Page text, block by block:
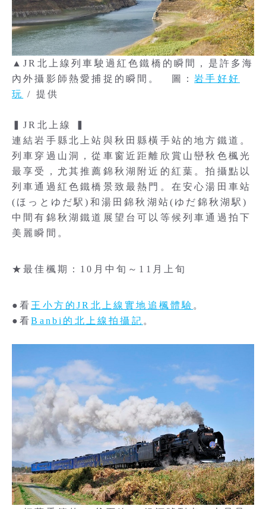
▲JR北上線列車駛過紅色鐵橋的瞬間，是許多海
內外攝影師熱愛捕捉的瞬間。 圖：岩手好好
玩 / 提供
▍JR北上線 ▍
連結岩手縣北上站與秋田縣橫手站的地方鐵道。
列車穿過山洞，從車窗近距離欣賞山巒秋色楓光
最享受，尤其推薦錦秋湖附近的紅葉。拍攝點以
列車通過紅色鐵橋景致最熱門。在安心湯田車站
(ほっとゆだ駅)和湯田錦秋湖站(ゆだ錦秋湖駅)
中間有錦秋湖鐵道展望台可以等候列車通過拍下
美麗瞬間。
★最佳楓期：10月中旬～11月上旬
●看 王小方的JR北上線實地追楓體驗 。
●看Banbi的北上線拍攝記 。